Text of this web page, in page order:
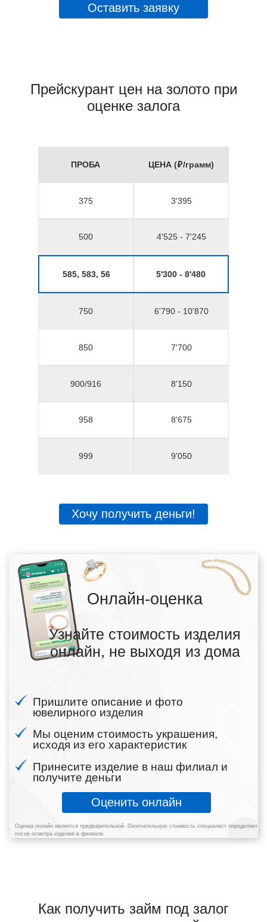
Оставить заявку
Прейскурант цен на золото при
оценке залога
ПРОБА ЦЕНА (₽/грамм)
375 3'395
500 4'525 - 7'245
585, 583, 56 5'300 - 8'480
750 6'790 - 10'870
850 7'700
900/916 8'150
958 8'675
999 9'050
Хочу получить деньги!
Онлайн-оценка
Узнайте стоимость изделия
онлайн, не выходя из дома
Пришлите описание и фото
ювелирного изделия
Мы оценим стоимость украшения,
исходя из его характеристик
Принесите изделие в наш филиал и
получите деньги
Оценить онлайн
Оценка онлайн является предварительной. Окончательную стоимость специалист определяет
после осмотра изделия в филиале.
Как получить займ под залог